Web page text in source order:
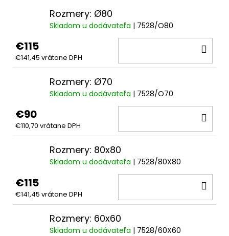
Rozmery: Ø80
Skladom u dodávateľa | 7528/O80
€115
€141,45 vrátane DPH
Rozmery: Ø70
Skladom u dodávateľa | 7528/O70
€90
€110,70 vrátane DPH
Rozmery: 80x80
Skladom u dodávateľa | 7528/80X80
€115
€141,45 vrátane DPH
Rozmery: 60x60
Skladom u dodávateľa | 7528/60X60